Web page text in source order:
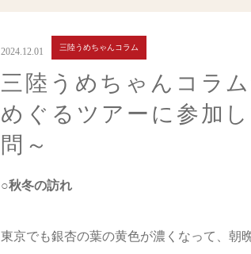
2024.12.01 三陸うめちゃんコラム
三陸うめちゃんコラ
めぐるツアーに参加
問～
○秋冬の訪れ
東京でも銀杏の葉の黄色が濃くなって、朝